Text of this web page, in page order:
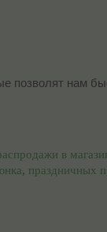
позволят нам
в
, праздничных